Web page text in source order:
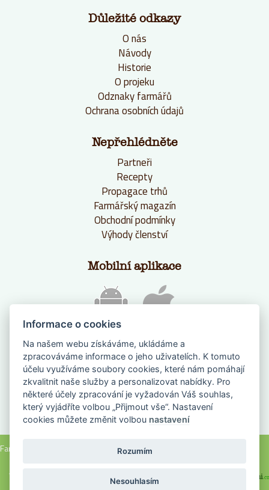
Důležité odkazy
O nás
Návody
Historie
O projeku
Odznaky farmářů
Ochrana osobních údajů
Nepřehlédněte
Partneři
Recepty
Propagace trhů
Farmářský magazín
Obchodní podmínky
Výhody členství
Mobilní aplikace
NAPIŠTE NÁM
Farmanadlani.cz 2018, všechna práva vyhrazena |
Webové stránky na míru vyrobilo FOXMATE
Informace o cookies
Na našem webu získáváme, ukládáme a
zpracováváme informace o jeho uživatelích. K tomuto
účelu využíváme soubory cookies, které nám pomáhají
zkvalitnit naše služby a personalizovat nabídky. Pro
některé účely zpracování je vyžadován Váš souhlas,
který vyjádříte volbou „Přijmout vše“. Nastavení
cookies můžete změnit volbou nastavení
Rozumím
Nesouhlasím